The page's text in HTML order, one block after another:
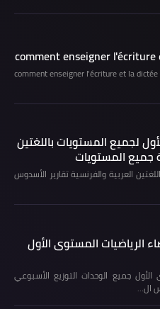
comment enseigner
comment enseigner l'écriture et la
لجميع المستويات باللغتين
جميع المستويات
العربية والفرنسية تقارير الأسدوس
الرياضيات المستوى الأول
جميع الوحدات التوزيع الأسبوعي
ال…